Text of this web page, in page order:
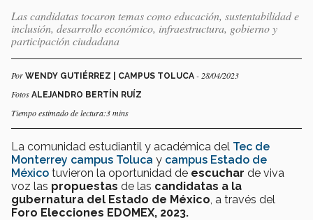
Las candidatas tocaron temas como educación, sustentabilidad e
inclusión, desarrollo económico, infraestructura, gobierno y
participación ciudadana
Por WENDY GUTIÉRREZ | CAMPUS TOLUCA - 28/04/2023
Fotos ALEJANDRO BERTÍN RUÍZ
Tiempo estimado de lectura:3 mins
La comunidad estudiantil y académica del Tec de
Monterrey campus Toluca y campus Estado de
México tuvieron la oportunidad de escuchar de viva
voz las propuestas de las candidatas a la
gubernatura del Estado de México , a través del
Foro Elecciones EDOMEX, 2023.